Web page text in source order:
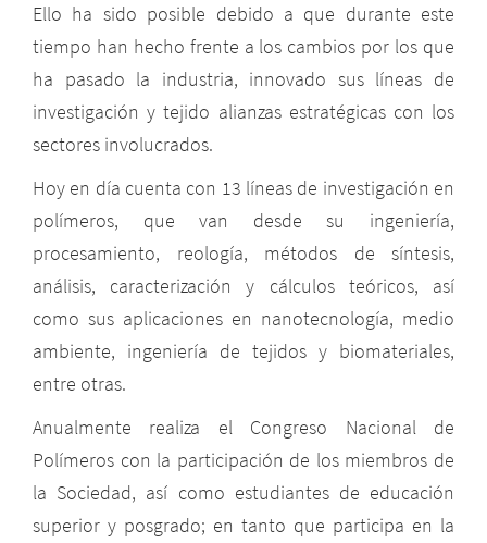
Ello ha sido posible debido a que durante este
tiempo han hecho frente a los cambios por los que
ha pasado la industria, innovado sus líneas de
investigación y tejido alianzas estratégicas con los
sectores involucrados.
Hoy en día cuenta con 13 líneas de investigación en
polímeros, que van desde su ingeniería,
procesamiento, reología, métodos de síntesis,
análisis, caracterización y cálculos teóricos, así
como sus aplicaciones en nanotecnología, medio
ambiente, ingeniería de tejidos y biomateriales,
entre otras.
Anualmente realiza el Congreso Nacional de
Polímeros con la participación de los miembros de
la Sociedad, así como estudiantes de educación
superior y posgrado; en tanto que participa en la